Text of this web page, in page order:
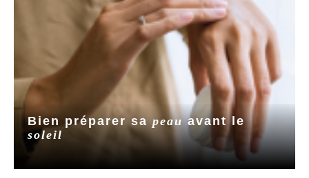
Bien préparer sapeauavant le
soleil